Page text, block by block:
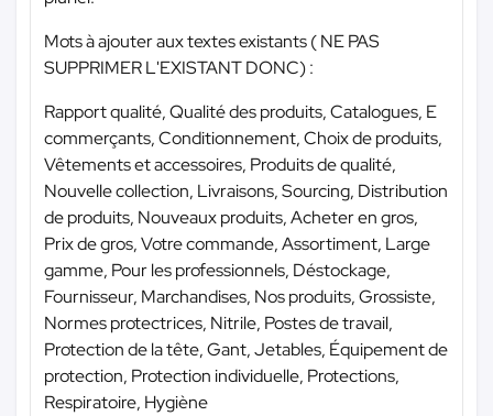
Mots à ajouter aux textes existants ( NE PAS
SUPPRIMER L'EXISTANT DONC) :
Rapport qualité, Qualité des produits, Catalogues, E
commerçants, Conditionnement, Choix de produits,
Vêtements et accessoires, Produits de qualité,
Nouvelle collection, Livraisons, Sourcing, Distribution
de produits, Nouveaux produits, Acheter en gros,
Prix de gros, Votre commande, Assortiment, Large
gamme, Pour les professionnels, Déstockage,
Fournisseur, Marchandises, Nos produits, Grossiste,
Normes protectrices, Nitrile, Postes de travail,
Protection de la tête, Gant, Jetables, Équipement de
protection, Protection individuelle, Protections,
Respiratoire, Hygiène